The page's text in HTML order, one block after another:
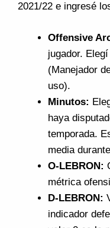
2021/22 e ingresé
Offensive
jugador.
(Manejador
uso).
Minutos:
haya
temporada.
media
O-LEBRON:
métrica
D-LEBRON:
indicador